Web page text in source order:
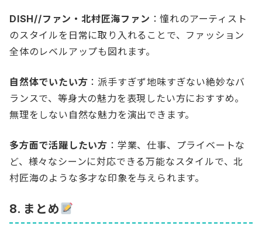
DISH//ファン・北村匠海ファン ：憧れのアーティスト
のスタイルを日常に取り入れることで、ファッション
全体のレベルアップも図れます。
自然体でいたい方 ：派手すぎず地味すぎない絶妙なバ
ランスで、等身大の魅力を表現したい方におすすめ。
無理をしない自然な魅力を演出できます。
多方面で活躍したい方 ：学業、仕事、プライベートな
ど、様々なシーンに対応できる万能なスタイルで、北
村匠海のような多才な印象を与えられます。
8. まとめ